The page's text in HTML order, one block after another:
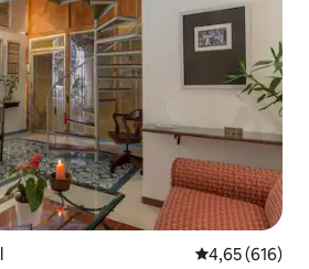
4,65 de uma
4,65 (616)